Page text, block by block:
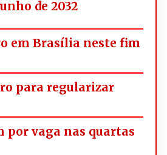
de 2032
em Brasília neste fim
para regularizar
vaga nas quartas